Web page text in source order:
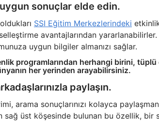
uygun sonuçlar elde edin.
SSI Eğitim Merkezlerindeki
avantajlarından
uygun bilgiler almanızı sağlar.
programlarından herhangi birini, tüplü
her yerinden arayabilirsiniz.
paylaşın.
arama sonuçlarınızı kolayca
sağ üst köşesinde bulunan bu özellik, bir